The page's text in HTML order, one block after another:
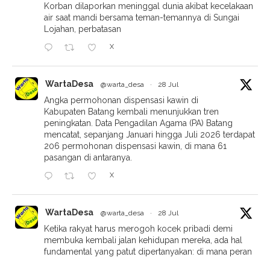
Korban dilaporkan meninggal dunia akibat kecelakaan
air saat mandi bersama teman-temannya di Sungai
Lojahan, perbatasan
X
WartaDesa @warta_desa · 28 Jul
Angka permohonan dispensasi kawin di
Kabupaten Batang kembali menunjukkan tren
peningkatan. Data Pengadilan Agama (PA) Batang
mencatat, sepanjang Januari hingga Juli 2026 terdapat
206 permohonan dispensasi kawin, di mana 61
pasangan di antaranya.
X
WartaDesa @warta_desa · 28 Jul
Ketika rakyat harus merogoh kocek pribadi demi
membuka kembali jalan kehidupan mereka, ada hal
fundamental yang patut dipertanyakan: di mana peran